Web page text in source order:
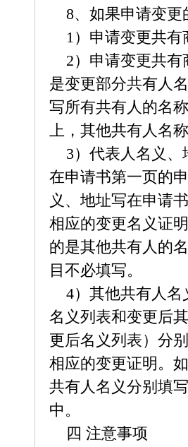
8、如果申请变更
1）申请变更共有
2）申请变更共有
是变更部分共有人
写所有共有人的名
上，其他共有人名
3）代表人名义、
在申请书第一页的
义、地址写在申请
相应的变更名义证
的是其他共有人的
目不必填写。
4）其他共有人名
名义列表和变更后
更后名义列表）分
相应的变更证明。
共有人名义分别填
中。
四 注意事项